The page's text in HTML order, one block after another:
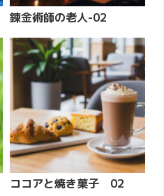
錬金術師の老人-02
ココアと焼き菓子 02